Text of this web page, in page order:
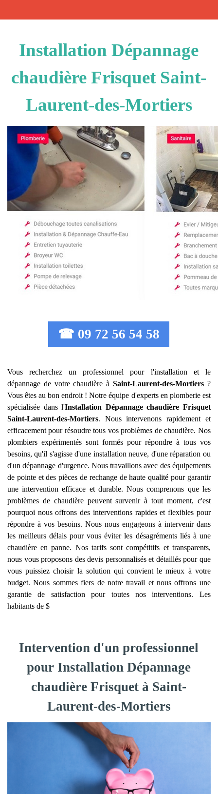
Installation Dépannage
chaudière Frisquet Saint-
Laurent-des-Mortiers
☎ 09 72 56 54 58
Vous recherchez un professionnel pour l'installation et le
dépannage de votre chaudière à Saint-Laurent-des-Mortiers?
Vous êtes au bon endroit ! Notre équipe d'experts en plomberie est
spécialisée dans l'Installation Dépannage chaudière Frisquet
Saint-Laurent-des-Mortiers. Nous intervenons rapidement et
efficacement pour résoudre tous vos problèmes de chaudière. Nos
plombiers expérimentés sont formés pour répondre à tous vos
besoins, qu'il s'agisse d'une installation neuve, d'une réparation ou
d'un dépannage d'urgence. Nous travaillons avec des équipements
de pointe et des pièces de rechange de haute qualité pour garantir
une intervention efficace et durable. Nous comprenons que les
problèmes de chaudière peuvent survenir à tout moment, c'est
pourquoi nous offrons des interventions rapides et flexibles pour
répondre à vos besoins. Nous nous engageons à intervenir dans
les meilleurs délais pour vous éviter les désagréments liés à une
chaudière en panne. Nos tarifs sont compétitifs et transparents,
nous vous proposons des devis personnalisés et détaillés pour que
vous puissiez choisir la solution qui convient le mieux à votre
budget. Nous sommes fiers de notre travail et nous offrons une
garantie de satisfaction pour toutes nos interventions. Les
habitants de $
Intervention d'un professionnel
pour Installation Dépannage
chaudière Frisquet à Saint-
Laurent-des-Mortiers